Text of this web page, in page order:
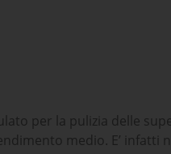
per la pulizia delle
medio. E’ infatti